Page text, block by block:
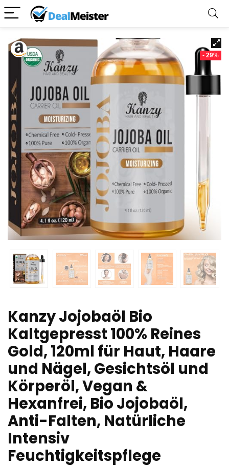
- 29%
Kanzy Jojobaöl Bio
Kaltgepresst 100% Reines
Gold, 120ml für Haut, Haare
und Nägel, Gesichtsöl und
Körperöl, Vegan &
Hexanfrei, Bio Jojobaöl,
Anti-Falten, Natürliche
Intensiv
Feuchtigkeitspflege